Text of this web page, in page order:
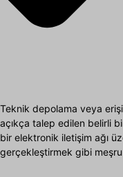
Teknik depolama veya
açıkça talep edilen belirli
bir elektronik iletişim ağı
gerçekleştirmek gibi